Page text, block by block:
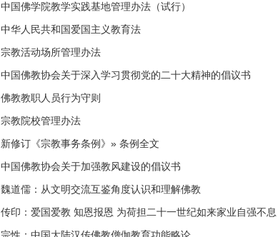
中国佛学院教学实践基地管理办法（试行）
中华人民共和国爱国主义教育法
宗教活动场所管理办法
中国佛教协会关于深入学习贯彻党的二十大精神的倡议书
佛教教职人员行为守则
宗教院校管理办法
新修订《宗教事务条例》» 条例全文
中国佛教协会关于加强教风建设的倡议书
魏道儒：从文明交流互鉴角度认识和理解佛教
传印：爱国爱教 知恩报恩 为荷担二十一世纪如来家业自强不息